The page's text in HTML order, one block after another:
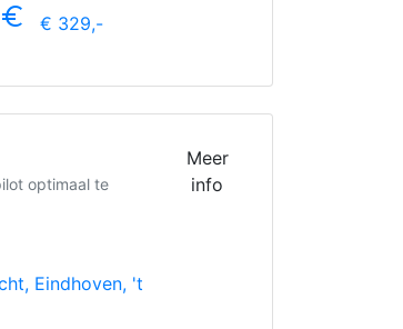
euro_symbol
€ 329,-
optimaal te
Eindhoven, 't
Meer
info